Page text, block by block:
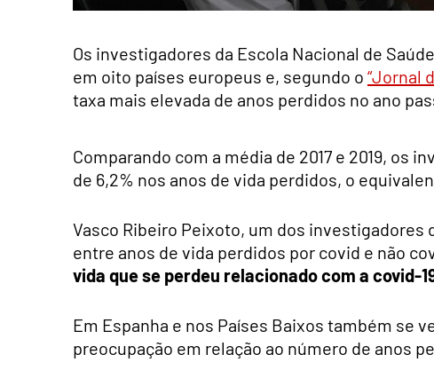
Os investigadores da Escola Nacional de
em oito países europeus e, segundo o “Jornal
taxa mais elevada de anos perdidos no ano
Comparando com a média de 2017 e 2019, os
de 6,2% nos anos de vida perdidos, o
Vasco Ribeiro Peixoto, um dos investigadores
entre anos de vida perdidos por covid e não
vida que se perdeu relacionado com a covid-
Em Espanha e nos Países Baixos também se
preocupação em relação ao número de anos